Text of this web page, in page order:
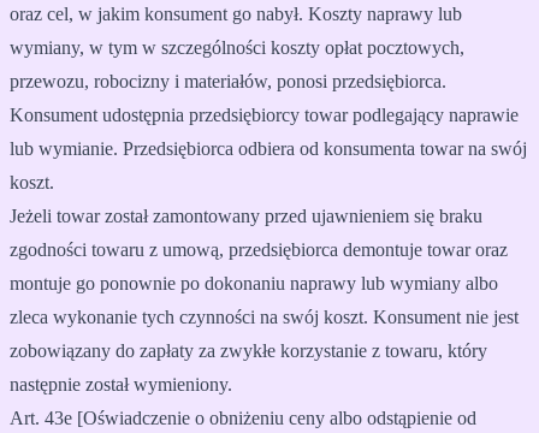
oraz cel, w jakim konsument go nabył. Koszty naprawy lub
wymiany, w tym w szczególności koszty opłat pocztowych,
przewozu, robocizny i materiałów, ponosi przedsiębiorca.
Konsument udostępnia przedsiębiorcy towar podlegający naprawie
lub wymianie. Przedsiębiorca odbiera od konsumenta towar na swój
koszt.
Jeżeli towar został zamontowany przed ujawnieniem się braku
zgodności towaru z umową, przedsiębiorca demontuje towar oraz
montuje go ponownie po dokonaniu naprawy lub wymiany albo
zleca wykonanie tych czynności na swój koszt. Konsument nie jest
zobowiązany do zapłaty za zwykłe korzystanie z towaru, który
następnie został wymieniony.
Art. 43e [Oświadczenie o obniżeniu ceny albo odstąpienie od